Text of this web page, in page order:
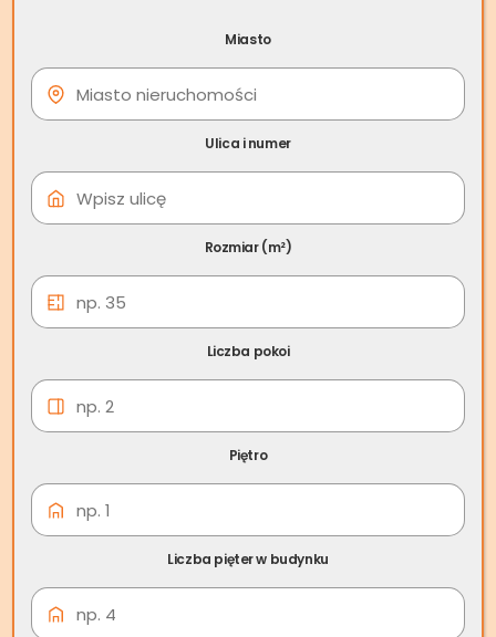
08 czeSkup nieruchomości
Czarna Białostocka
Miasto
Ulica i numer
Rozmiar (m²)
Liczba pokoi
Piętro
Liczba pięter w budynku